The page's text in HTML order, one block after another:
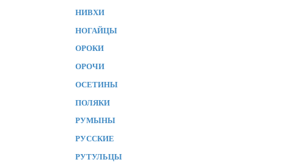
НИВХИ
НОГАЙЦЫ
ОРОКИ
ОРОЧИ
ОСЕТИНЫ
ПОЛЯКИ
РУМЫНЫ
РУССКИЕ
РУТУЛЬЦЫ